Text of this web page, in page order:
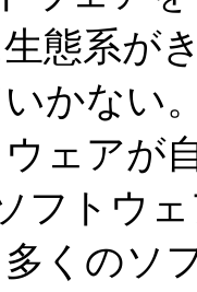
態系が
かない
ェアが
フトウ
くのソ